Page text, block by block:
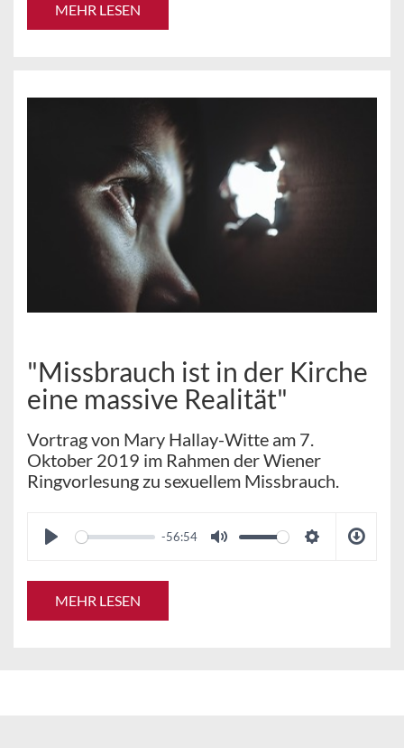
MEHR LESEN
"Missbrauch ist in der Kirche
eine massive Realität"
Vortrag von Mary Hallay-Witte am 7.
Oktober 2019 im Rahmen der Wiener
Ringvorlesung zu sexuellem Missbrauch.
-56:54
MEHR LESEN